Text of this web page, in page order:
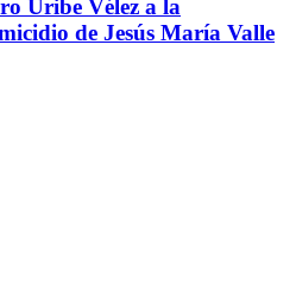
Uribe Vélez a la
de Jesús María Valle